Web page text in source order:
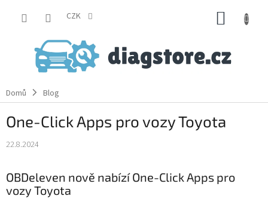
CZK
Domů Blog
One-Click Apps pro vozy Toyota
22.8.2024
OBDeleven nově nabízí One-Click Apps pro
vozy Toyota